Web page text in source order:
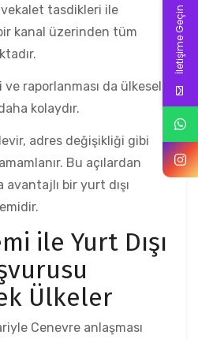
tasdikleri ile
kanal üzerinden tüm
raporlanması da ülkesel
kolaydır.
adres değişikliği gibi
Bu açılardan
bir yurt dışı
ile Yurt Dışı
Ülkeler
Cenevre anlaşması
İletişime Geçin